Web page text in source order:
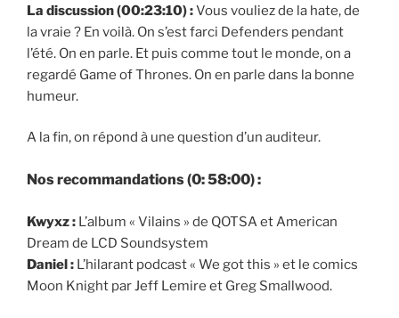
La discussion (00:23:10) :Vous vouliez de la hate, de
la vraie ? En voilà. On s’est farci Defenders pendant
l’été. On en parle. Et puis comme tout le monde, on a
regardé Game of Thrones. On en parle dans la bonne
humeur.
A la fin, on répond à une question d’un auditeur.
Nos recommandations (0: 58:00) :
Kwyxz : L’album « Vilains » de QOTSAet American
Dream de LCD Soundsystem
Daniel : L’hilarant podcast « We got this » et le comics
Moon Knight par Jeff Lemire et Greg Smallwood.